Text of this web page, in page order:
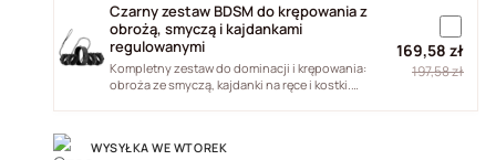
Czarny zestaw BDSM do krępowania z
obrożą, smyczą i kajdankami
regulowanymi
Kompletny zestaw do dominacji i krępowania:
obroża ze smyczą, kajdanki na ręce i kostki.
169,58 zł
197,58 zł
WYSYŁKA WE WTOREK